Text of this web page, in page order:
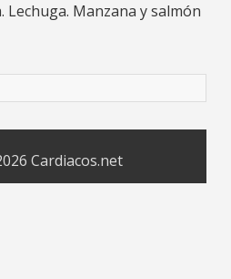
Lechuga. Manzana y salmón
Cardiacos.net